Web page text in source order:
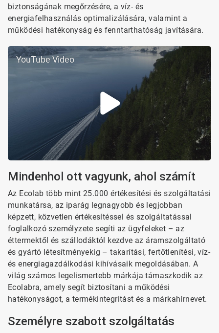
biztonságának megőrzésére, a víz- és
energiafelhasználás optimalizálására, valamint a
működési hatékonyság és fenntarthatóság javítására.
YouTube Video
Mindenhol ott vagyunk, ahol számít
Az Ecolab több mint 25.000 értékesítési és szolgáltatási
munkatársa, az iparág legnagyobb és legjobban
képzett, közvetlen értékesítéssel és szolgáltatással
foglalkozó személyzete segíti az ügyfeleket – az
éttermektől és szállodáktól kezdve az áramszolgáltató
és gyártó létesítményekig – takarítási, fertőtlenítési, víz-
és energiagazdálkodási kihívásaik megoldásában. A
világ számos legelismertebb márkája támaszkodik az
Ecolabra, amely segít biztosítani a működési
hatékonyságot, a termékintegritást és a márkahírnevet.
Személyre szabott szolgáltatás